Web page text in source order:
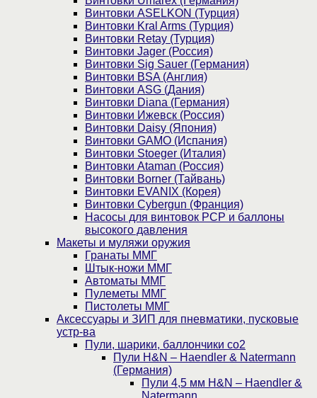
Винтовки ASELKON (Турция)
Винтовки Kral Arms (Турция)
Винтовки Retay (Турция)
Винтовки Jager (Россия)
Винтовки Sig Sauer (Германия)
Винтовки BSA (Англия)
Винтовки ASG (Дания)
Винтовки Diana (Германия)
Винтовки Ижевск (Россия)
Винтовки Daisy (Япония)
Винтовки GAMO (Испания)
Винтовки Stoeger (Италия)
Винтовки Ataman (Россия)
Винтовки Borner (Тайвань)
Винтовки EVANIX (Корея)
Винтовки Cybergun (Франция)
Насосы для винтовок PCP и баллоны
высокого давления
Макеты и муляжи оружия
Гранаты ММГ
Штык-ножи ММГ
Автоматы ММГ
Пулеметы ММГ
Пистолеты ММГ
Аксессуары и ЗИП для пневматики, пусковые
устр-ва
Пули, шарики, баллончики со2
Пули H&N – Haendler & Natermann
(Германия)
Пули 4,5 мм H&N – Haendler &